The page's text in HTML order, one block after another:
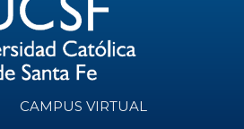
CAMPUS VIRTUAL